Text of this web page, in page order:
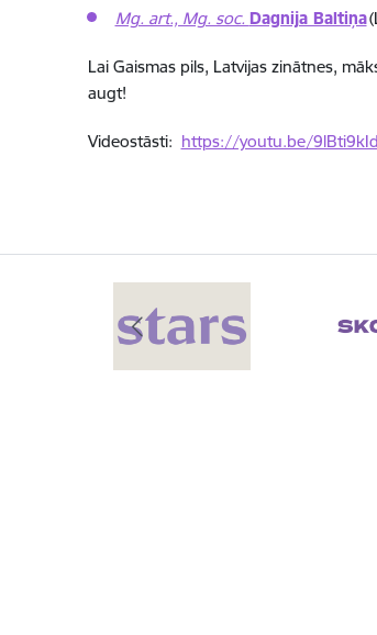
Mg. art., Mg. soc. Dagnija Baltiņa
Lai Gaismas pils, Latvijas zinātnes,
augt!
Videostāsti: https://youtu.be/